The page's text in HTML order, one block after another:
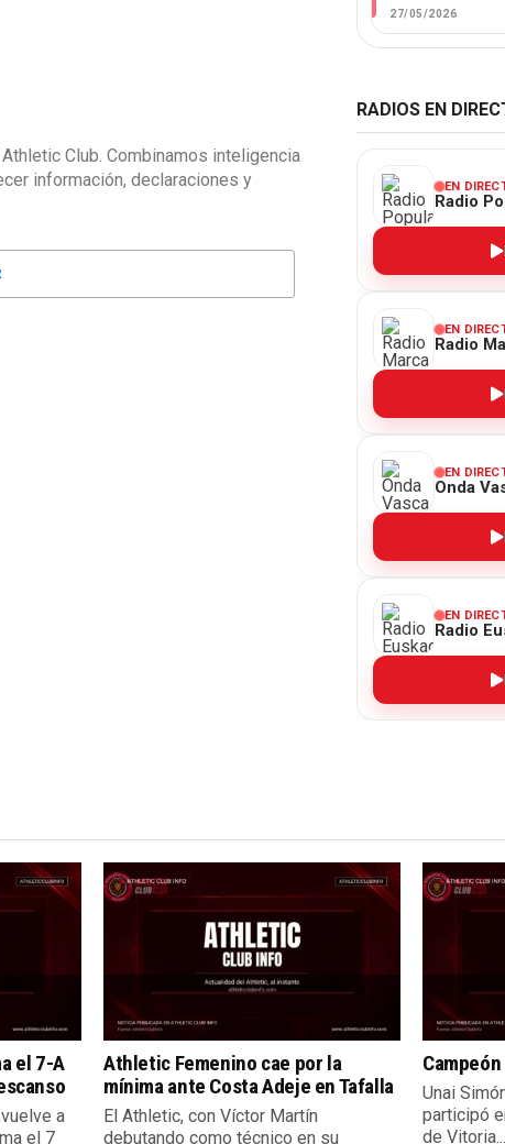
Club. Combinamos inteligencia
información, declaraciones y
27/05/2026
RADIOS EN
EN
Radio
EN
Radio
EN
Onda
EN
Radio
el 7-A
a
el 7
Athletic Femenino cae por la
mínima ante Costa Adeje en Tafalla
El Athletic, con Víctor Martín
debutando como técnico en su
Unai
participó
de Vitoria...